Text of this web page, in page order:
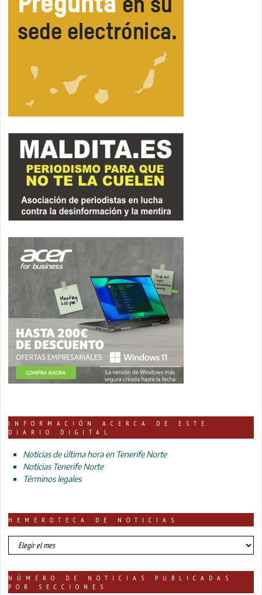
INFORMACIÓN ACERCA DE ESTE
DIARIO DIGITAL
Noticias de última hora en Tenerife Norte
Noticias Tenerife Norte
Términos legales
HEMEROTECA DE NOTICIAS
HEMEROTECA
DE
NÚMERO DE NOTICIAS PUBLICADAS
POR SECCIONES